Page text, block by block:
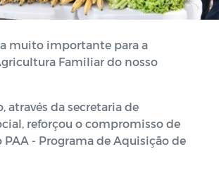
muito importante para a
Familiar do nosso
através da secretaria de
reforçou o compromisso de
PAA - Programa de Aquisição de